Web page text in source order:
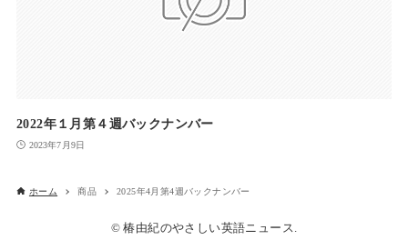
2022年１月第４週バックナンバー
2023年7月9日
ホーム 商品 2025年4月第4週バックナンバー
© 椿由紀のやさしい英語ニュース.